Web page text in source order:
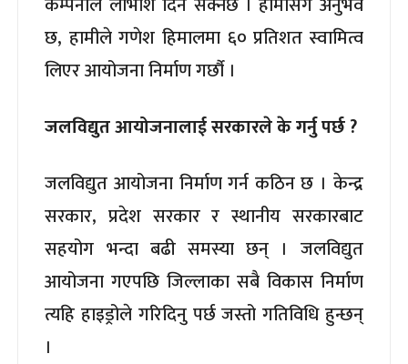
छ, हामीले गणेश हिमालमा ६० प्रतिशत स्वामित्व
लिएर आयोजना निर्माण गर्छौ ।
जलविद्युत आयोजनालाई सरकारले के गर्नु पर्छ ?
जलविद्युत आयोजना निर्माण गर्न कठिन छ । केन्द्र
सरकार, प्रदेश सरकार र स्थानीय सरकारबाट
सहयोग भन्दा बढी समस्या छन् । जलविद्युत
आयोजना गएपछि जिल्लाका सबै विकास निर्माण
त्यहि हाइड्रोले गरिदिनु पर्छ जस्तो गतिविधि हुन्छन्
।